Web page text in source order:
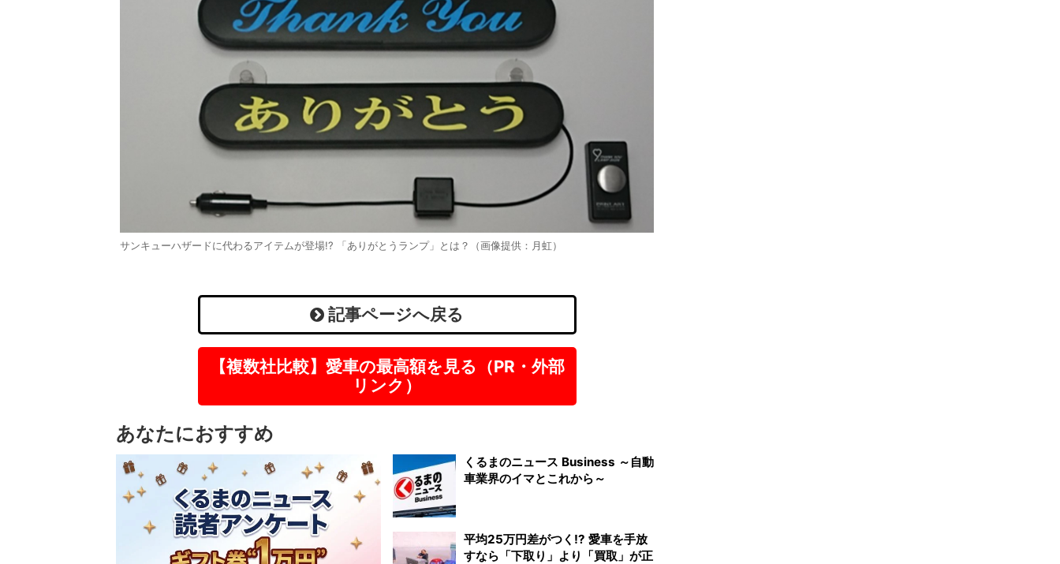
サンキューハザードに代わるアイテムが登場!? 「ありがとうランプ」とは？（画像提供：月虹）
記事ページへ戻る
【複数社比較】愛車の最高額を見る（PR・外部
リンク）
あなたにおすすめ
くるまのニュース Business ～自動
車業界のイマとこれから～
平均25万円差がつく!? 愛車を手放
すなら「下取り」より「買取」が正